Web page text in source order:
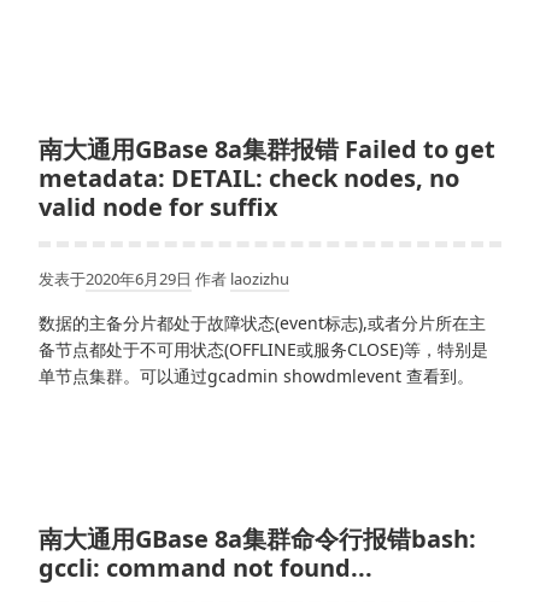
南大通用GBase 8a集群报错 Failed to get
metadata: DETAIL: check nodes, no
valid node for suffix
发表于2020年6月29日 作者 laozizhu
数据的主备分片都处于故障状态(event标志),或者分片所在主
备节点都处于不可用状态(OFFLINE或服务CLOSE)等，特别是
单节点集群。可以通过gcadmin showdmlevent 查看到。
南大通用GBase 8a集群命令行报错bash:
gccli: command not found...